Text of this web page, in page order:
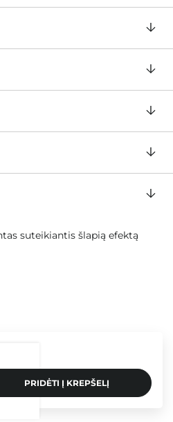
PRIDĖTI Į KREPŠELĮ
suteikiantis šlapią efektą